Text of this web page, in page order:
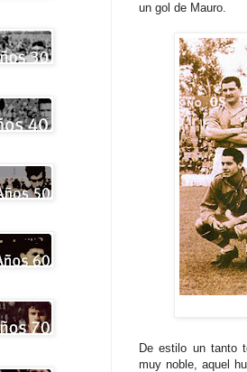
un gol de Mauro.
De estilo un tanto
muy noble, aquel